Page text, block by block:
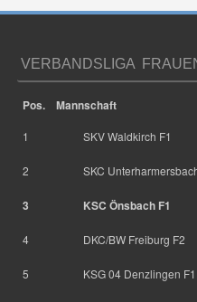
VERBANDSLIGA
Pos. Mannschaft
1 SKV Waldkirch F1
2 SKC
3 KSC Önsbach F1
4 DKC/BW Freiburg F2
5 KSG 04 Denzlingen F1